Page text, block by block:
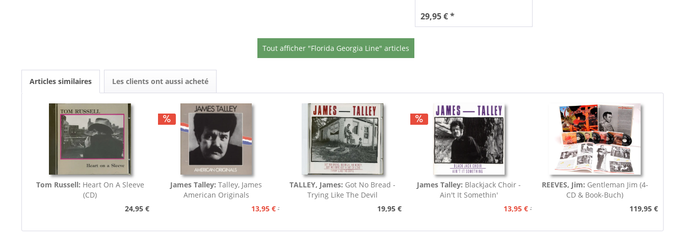
29,95 € *
Tout afficher "Florida Georgia Line" articles
Articles similaires Les clients ont aussi acheté
Tom Russell: Heart On A Sleeve
(CD)
24,95 €
James Talley:Talley, James
American Originals
13,95 € 15,95 €
TALLEY, James: Got No Bread -
Trying Like The Devil
19,95 €
James Talley: Blackjack Choir -
Ain't It Somethin'
13,95 € 15,95 €
REEVES, Jim: Gentleman Jim (4-
CD & Book-Buch)
119,95 €